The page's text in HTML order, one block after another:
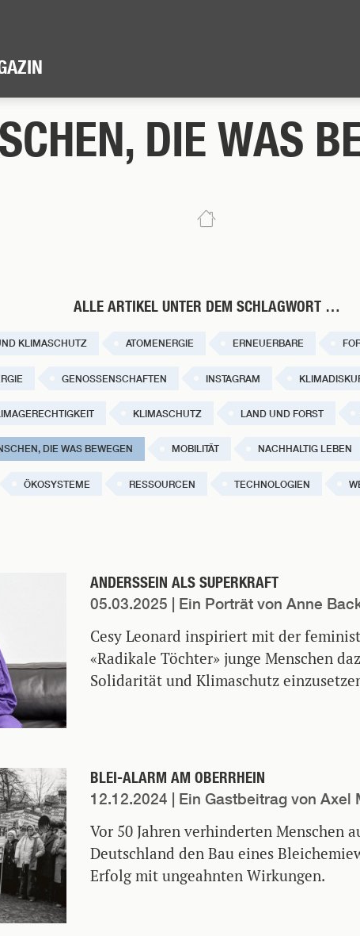
DIE WAS
ALLE ARTIKEL UNTER DEM SCHLAGWORT …
KLIMASCHUTZ ATOMENERGIE ERNEUERBARE
GENOSSENSCHAFTEN INSTAGRAM
KLIMASCHUTZ LAND UND FORST
DIE WAS BEWEGEN MOBILITÄT NACHHALTIG LEBEN
ÖKOSYSTEME RESSOURCEN TECHNOLOGIEN
ANDERSSEIN ALS SUPERKRAFT
05.03.2025 | Ein Porträt von Anne
Cesy Leonard inspiriert mit der
«Radikale Töchter» junge Menschen
Solidarität und Klimaschutz
BLEI-ALARM AM OBERRHEIN
12.12.2024 | Ein Gastbeitrag von Axel
Vor 50 Jahren verhinderten Menschen
Deutschland den Bau eines
Erfolg mit ungeahnten Wirkungen.